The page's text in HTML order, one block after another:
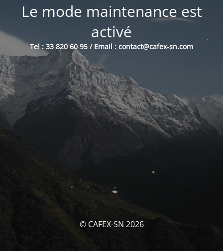
Le mode maintenance est
activé
Tel : 33 820 60 95 / Email : contact@cafex-sn.com
© CAFEX-SN 2026